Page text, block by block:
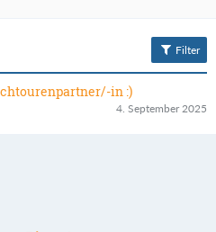
Filter
in :)
4. September 2025